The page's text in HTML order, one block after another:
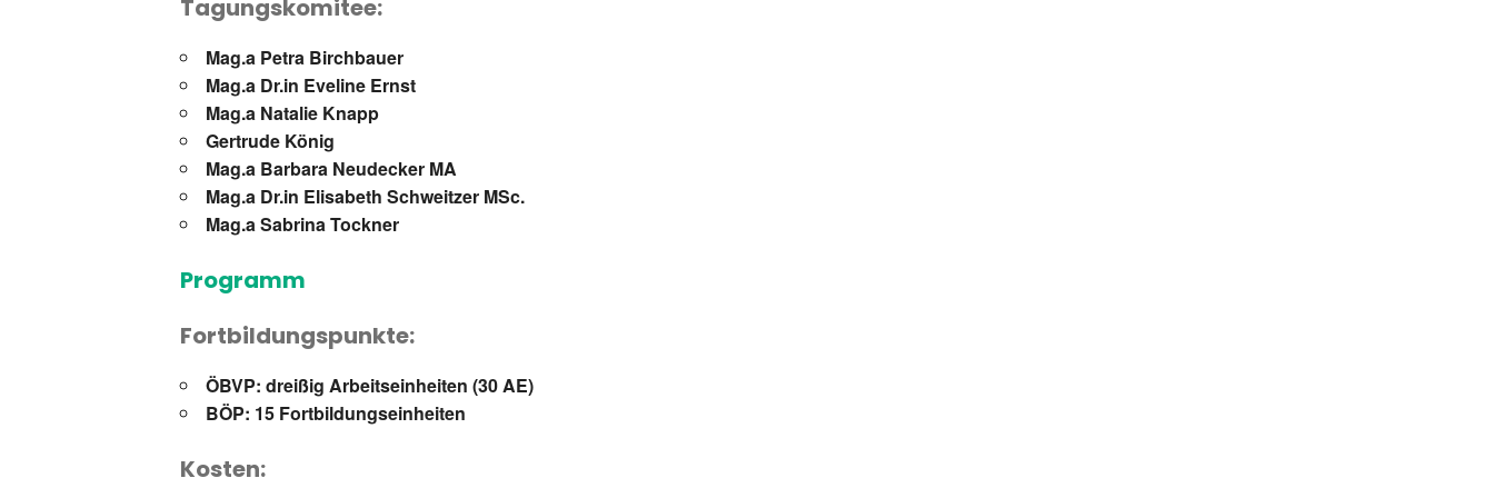
Tagungskomitee:
Mag.a Petra Birchbauer
Mag.a Dr.in Eveline Ernst
Mag.a Natalie Knapp
Gertrude König
Mag.a Barbara Neudecker MA
Mag.a Dr.in Elisabeth Schweitzer MSc.
Mag.a Sabrina Tockner
Programm
Fortbildungspunkte:
ÖBVP: dreißig Arbeitseinheiten (30 AE)
BÖP: 15 Fortbildungseinheiten
Kosten: